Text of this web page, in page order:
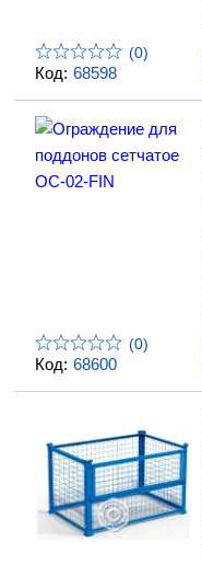
Код: 68598
(0)
Код: 68600
(0)